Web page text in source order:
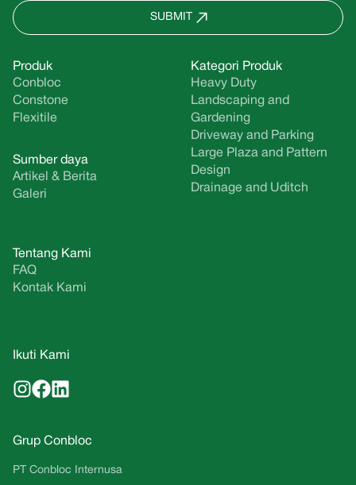
SUBMIT
Produk
Conbloc
Constone
Flexitile
Tentang Kami
FAQ
Kontak Kami
Kategori Produk
Heavy Duty
Landscaping and
Gardening
Driveway and Parking
Large Plaza and Pattern
Design
Drainage and Uditch
Sumber daya
Artikel & Berita
Galeri
Ikuti Kami
Grup Conbloc
PT Conbloc Internusa